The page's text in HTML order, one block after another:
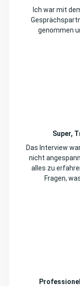
Ich war mit
genommen
Super,
Das Interview
nicht
alles zu
Fragen,